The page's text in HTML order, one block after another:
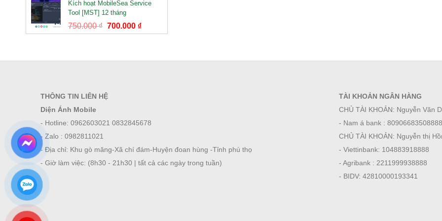
Kích hoạt MobileSea Service
Tool [MST] 12 tháng
750.000₫ 700.000 ₫
THÔNG TIN LIÊN HỆ
Diện Ánh Mobile
- Hotline: 0962603021 0832845678
- Zalo : 0982811021
- Địa chỉ: Khu gò măng-Xã chí đám-Huyện đoan hùng -Tỉnh phú thọ
- Giờ làm việc: (8h30 - 21h30 | tất cả các ngày trong tuần)
TÀI KHOẢN NGÂN HÀNG
CHỦ TÀI KHOẢN: Nguyễn Văn
- Nam á bank :
CHỦ TÀI KHOẢN: Nguyễn thị
- Viettinbank: 104883918888
- Agribank : 2211999938888
- BIDV: 42810000193341